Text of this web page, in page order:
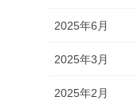
2025年6月
2025年3月
2025年2月